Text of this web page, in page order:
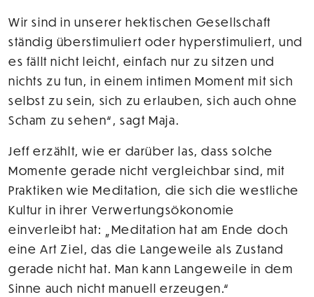
Wir sind in unserer hektischen Gesellschaft
ständig überstimuliert oder hyperstimuliert, und
es fällt nicht leicht, einfach nur zu sitzen und
nichts zu tun, in einem intimen Moment mit sich
selbst zu sein, sich zu erlauben, sich auch ohne
Scham zu sehen“, sagt Maja.
Jeff erzählt, wie er darüber las, dass solche
Momente gerade nicht vergleichbar sind, mit
Praktiken wie Meditation, die sich die westliche
Kultur in ihrer Verwertungsökonomie
einverleibt hat: „Meditation hat am Ende doch
eine Art Ziel, das die Langeweile als Zustand
gerade nicht hat. Man kann Langeweile in dem
Sinne auch nicht manuell erzeugen.“